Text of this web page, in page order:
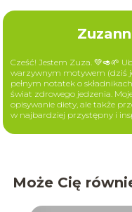
Cześć! Jestem Zuza. 💚🥑🌱
warzywnym motywem (dziś
pełnym notatek o
świat zdrowego jedzenia.
opisywanie diety, ale także
w najbardziej przystępny i
Może Cię